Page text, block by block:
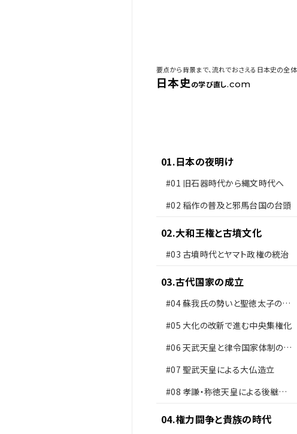
要点から背景まで、流れでおさえる日本史の全
日本史の学び直し.com
01.日本の夜明け
#01 旧石器時代から縄文時代へ
#02 稲作の普及と邪馬台国の台頭
02.大和王権と古墳文化
#03 古墳時代とヤマト政権の統治
03.古代国家の成立
#04蘇我氏の勢いと聖徳太子の改
革
#05 大化の改新で進む中央集権化
#06 天武天皇と律令国家体制の整
備
#07 聖武天皇による大仏造立
#08 孝謙・称徳天皇による後継者
問題
04.権力闘争と貴族の時代